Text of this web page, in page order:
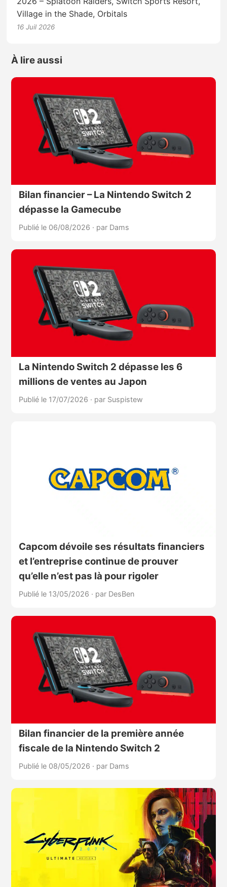
Village in the Shade, Orbitals
16 Juil 2026
À lire aussi
Bilan financier – La Nintendo Switch 2
dépasse la Gamecube
Publié le 06/08/2026 · par Dams
La Nintendo Switch 2 dépasse les 6
millions de ventes au Japon
Publié le 17/07/2026 · par Suspistew
Capcom dévoile ses résultats financiers
et l’entreprise continue de prouver
qu’elle n’est pas là pour rigoler
Publié le 13/05/2026 · par DesBen
Bilan financier de la première année
fiscale de la Nintendo Switch 2
Publié le 08/05/2026 · par Dams